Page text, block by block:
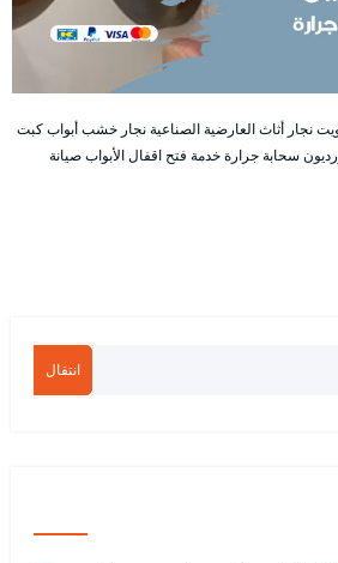
نجار أثاث العارضية الصناعية نجار خشب أبواب كبت
سحابة جرارة خدمة فتح اقفال الأبواب صيانة
انتقال